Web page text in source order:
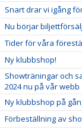
Snart drar vi igång
Nu börjar
Tider för våra
Ny klubbshop!
Showträningar och
2024 nu på vår webb
Ny klubbshop på
Förbeställning av